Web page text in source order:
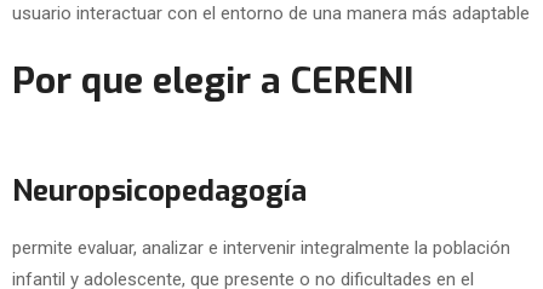
usuario interactuar con el entorno de una manera más adaptable
Por que elegir a CERENI
Neuropsicopedagogía
permite evaluar, analizar e intervenir integralmente la población
infantil y adolescente, que presente o no dificultades en el